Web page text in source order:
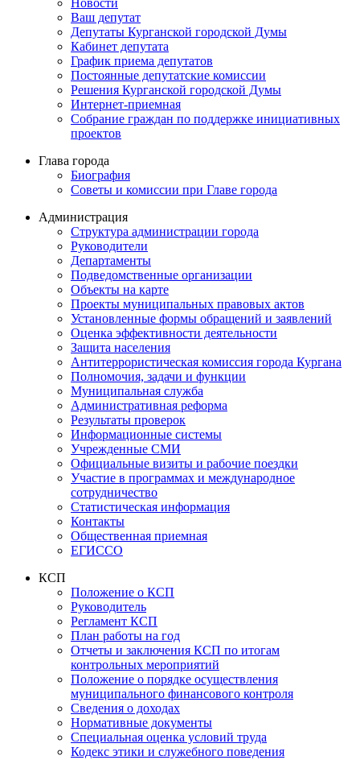
Ваш депутат
Депутаты Курганской городской Думы
Кабинет депутата
График приема депутатов
Постоянные депутатские комиссии
Решения Курганской городской Думы
Интернет-приемная
Собрание граждан по поддержке инициативных
проектов
Глава города
Биография
Советы и комиссии при Главе города
Администрация
Структура администрации города
Руководители
Департаменты
Подведомственные организации
Объекты на карте
Проекты муниципальных правовых актов
Установленные формы обращений и заявлений
Оценка эффективности деятельности
Защита населения
Антитеррористическая комиссия города Кургана
Полномочия, задачи и функции
Муниципальная служба
Административная реформа
Результаты проверок
Информационные системы
Учрежденные СМИ
Официальные визиты и рабочие поездки
Участие в программах и международное
сотрудничество
Статистическая информация
Контакты
Общественная приемная
ЕГИССО
КСП
Положение о КСП
Руководитель
Регламент КСП
План работы на год
Отчеты и заключения КСП по итогам
контрольных мероприятий
Положение о порядке осуществления
муниципального финансового контроля
Сведения о доходах
Нормативные документы
Специальная оценка условий труда
Кодекс этики и служебного поведения